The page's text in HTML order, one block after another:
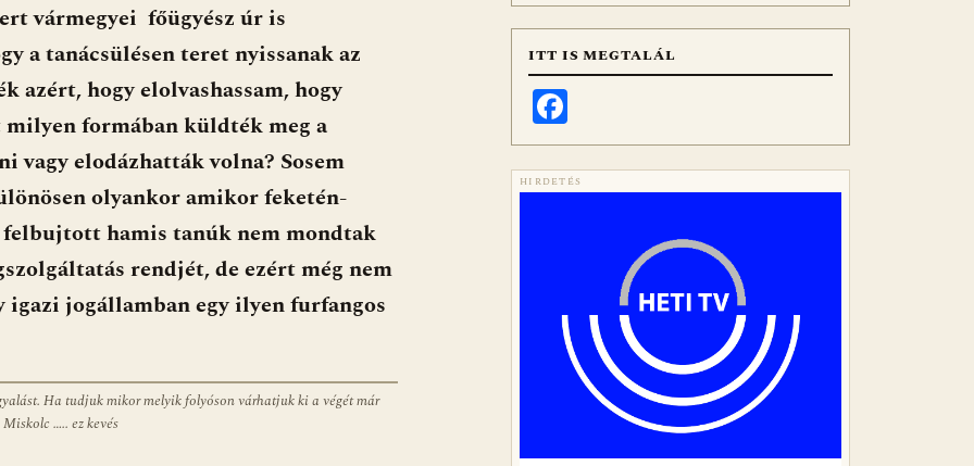
vármegyei főügyész úr is
a tanácsülésen teret nyissanak az
azért, hogy elolvashassam, hogy
formában küldték meg a
elodázhatták volna? Sosem
olyankor amikor feketén-
hamis tanúk nem mondtak
rendjét, de ezért még nem
jogállamban egy ilyen furfangos
Ha tudjuk mikor melyik folyóson várhatjuk ki a végét már
….. ez kevés
ITT IS MEGTALÁL
HIRDETÉS